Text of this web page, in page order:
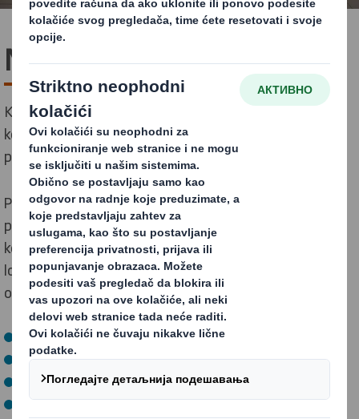
Naši zaposleni
Kao kompanija, poštujemo principe dobrog
korporativnog upravljanja i imamo politike koje
podržavaju ovu posvećenost.
Proces upravljanja je jednostavno skup pravila i
procedura kojima se DS Smith kompanija vodi i
kontroliše. Primenjuje se u celoj organizaciji. Svako
lokalno preduzeće mora da ima pravila i procedure koje
obezbeđuju punu usklađenost sa:
Lokalnim zakonima
Međunarodnim propisima
Politikama Grupe i Divizije
Pravcem upravljanja